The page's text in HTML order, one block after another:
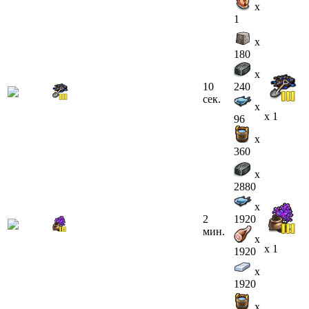
x
1
10
сек.
x
180
x
240
x
96
x
360
x 1
2
мин.
x
2880
x
1920
x
1920
x
1920
x 1
x